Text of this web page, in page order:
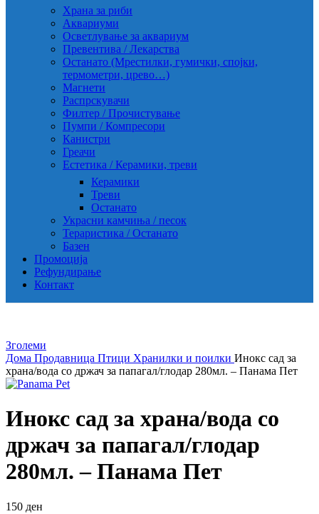
Храна за риби
Аквариуми
Осветлување за аквариум
Превентива / Лекарства
Останато (Мрестилки, гумички, спојки,
термометри, црево…)
Магнети
Распрскувачи
Филтер / Прочистување
Пумпи / Компресори
Канистри
Греачи
Естетика / Керамики, треви
Керамики
Треви
Останато
Украсни камчиња / песок
Тераристика / Останато
Базен
Промоција
Рефундирање
Контакт
Зголеми
Дома Продавница Птици Хранилки и поилки Инокс сад за
храна/вода со држач за папагал/глодар 280мл. – Панама Пет
Инокс сад за храна/вода со
држач за папагал/глодар
280мл. – Панама Пет
150 ден